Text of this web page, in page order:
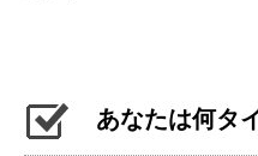
あなたは何タ